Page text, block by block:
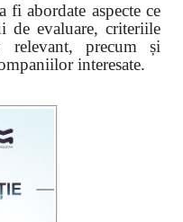
abordate aspecte ce
de evaluare, criteriile
relevant, precum și
interesate.